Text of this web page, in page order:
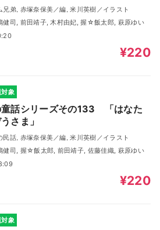
兄弟, 赤塚奈保美／編, 米川英樹／イラスト
健司, 前田靖子, 木村由妃, 握☆飯太郎, 萩原ゆい
¥220
象
童話シリーズその133 「はなた
さま」
民話, 赤塚奈保美／編, 米川英樹／イラスト
健司, 握☆飯太郎, 前田靖子, 佐藤佳織, 萩原ゆい
¥220
象